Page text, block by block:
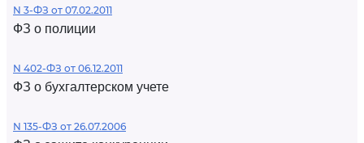
N 3-ФЗ от 07.02.2011
ФЗ о полиции
N 402-ФЗ от 06.12.2011
ФЗ о бухгалтерском учете
N 135-ФЗ от 26.07.2006